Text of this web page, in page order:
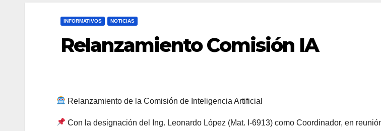
INFORMATIVOS NOTICIAS
Relanzamiento Comisión IA
Relanzamiento de la Comisión de Inteligencia Artificial
Con la designación del Ing. Leonardo López (Mat. I-6913) como Coordinador, en